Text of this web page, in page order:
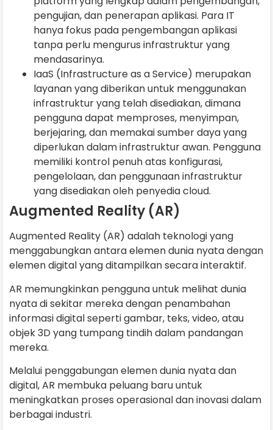
pengujian, dan penerapan aplikasi. Para IT
hanya fokus pada pengembangan aplikasi
tanpa perlu mengurus infrastruktur yang
mendasarinya.
IaaS (Infrastructure as a Service) merupakan
layanan yang diberikan untuk menggunakan
infrastruktur yang telah disediakan, dimana
pengguna dapat memproses, menyimpan,
berjejaring, dan memakai sumber daya yang
diperlukan dalam infrastruktur awan. Pengguna
memiliki kontrol penuh atas konfigurasi,
pengelolaan, dan penggunaan infrastruktur
yang disediakan oleh penyedia cloud.
Augmented Reality (AR)
Augmented Reality (AR) adalah teknologi yang
menggabungkan antara elemen dunia nyata dengan
elemen digital yang ditampilkan secara interaktif.
AR memungkinkan pengguna untuk melihat dunia
nyata di sekitar mereka dengan penambahan
informasi digital seperti gambar, teks, video, atau
objek 3D yang tumpang tindih dalam pandangan
mereka.
Melalui penggabungan elemen dunia nyata dan
digital, AR membuka peluang baru untuk
meningkatkan proses operasional dan inovasi dalam
berbagai industri.